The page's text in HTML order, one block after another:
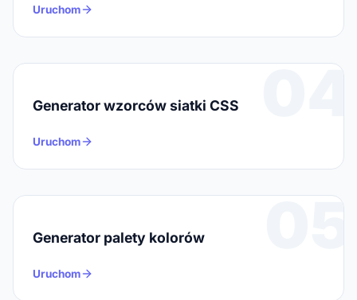
Uruchom
04
Generator wzorców siatki CSS
Uruchom
05
Generator palety kolorów
Uruchom